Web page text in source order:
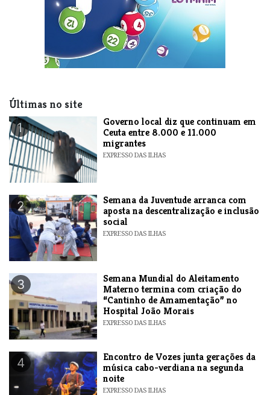
Últimas no site
1
​Governo local diz que continuam em
Ceuta entre 8.000 e 11.000
migrantes
EXPRESSO DAS ILHAS
2
Semana da Juventude arranca com
aposta na descentralização e inclusão
social
EXPRESSO DAS ILHAS
3
Semana Mundial do Aleitamento
Materno termina com criação do
“Cantinho de Amamentação” no
Hospital João Morais
EXPRESSO DAS ILHAS
4
Encontro de Vozes junta gerações da
música cabo-verdiana na segunda
noite
EXPRESSO DAS ILHAS